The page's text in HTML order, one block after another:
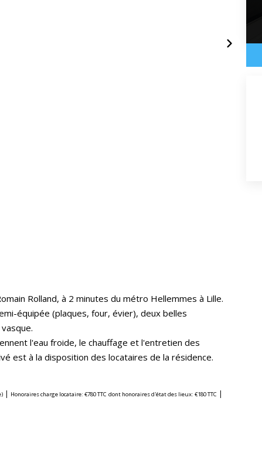
Rolland, à 2 minutes du métro Hellemmes à Lille.
équipée (plaques, four, évier), deux belles
l'eau froide, le chauffage et l'entretien des
est à la disposition des locataires de la résidence.
| Honoraires charge locataire: €780 TTC dont honoraires d'état des lieux: €180 TTC |